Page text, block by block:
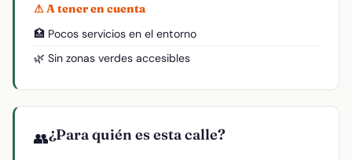
⚠ A tener en cuenta
🏥 Pocos servicios en el entorno
🌿 Sin zonas verdes accesibles
👥¿Para quién es esta calle?